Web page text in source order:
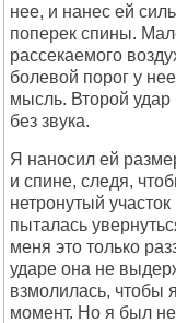
нее, и нанес ей
поперек спины.
рассекаемого
болевой порог у
мысль. Второй
без звука.
Я наносил ей
и спине, следя,
нетронутый
пыталась
меня это только
ударе она не
взмолилась, чтобы
момент. Но я был